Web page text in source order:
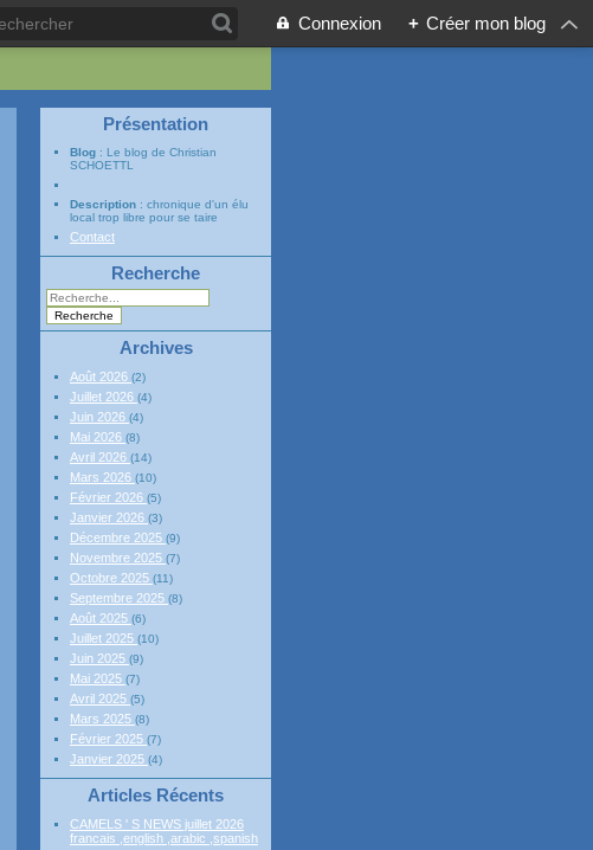
Connexion + Créer mon blog
Présentation
Blog : Le blog de Christian
SCHOETTL
Description : chronique d'un élu
local trop libre pour se taire
Contact
Recherche
Archives
Août 2026 (2)
Juillet 2026 (4)
Juin 2026 (4)
Mai 2026 (8)
Avril 2026 (14)
Mars 2026 (10)
Février 2026 (5)
Janvier 2026 (3)
Décembre 2025 (9)
Novembre 2025 (7)
Octobre 2025 (11)
Septembre 2025 (8)
Août 2025 (6)
Juillet 2025 (10)
Juin 2025 (9)
Mai 2025 (7)
Avril 2025 (5)
Mars 2025 (8)
Février 2025 (7)
Janvier 2025 (4)
Articles Récents
CAMELS ' S NEWS juillet 2026
francais ,english ,arabic ,spanish